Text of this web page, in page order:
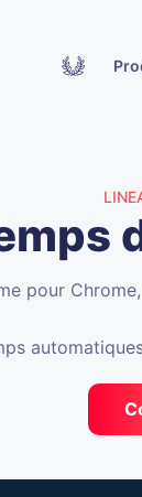
Academy
pour